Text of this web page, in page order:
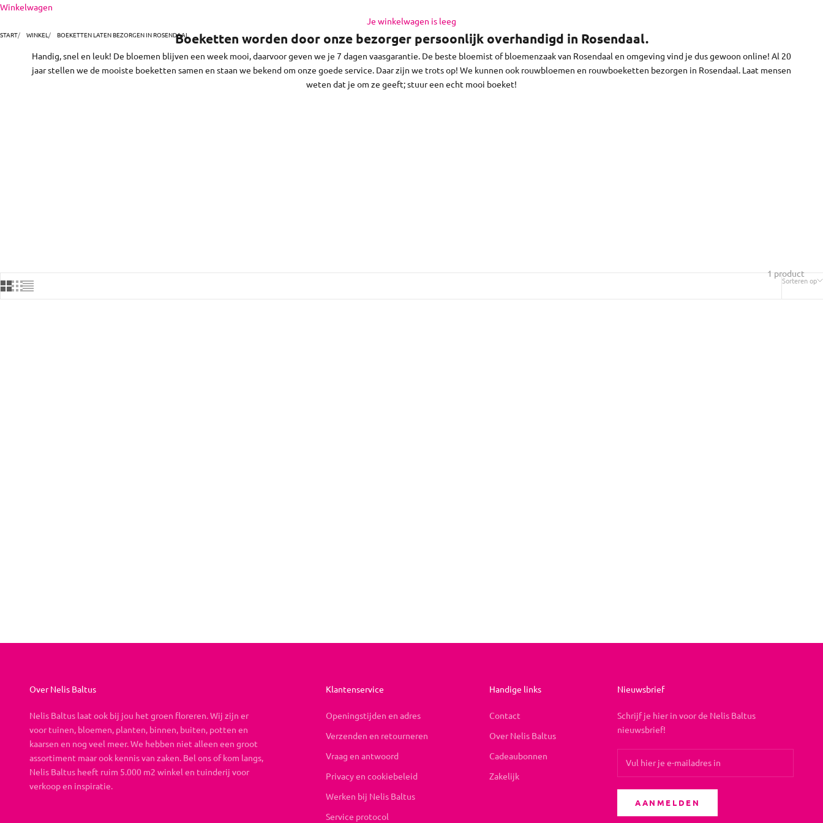
Naar inhoud
Winkelwagen
Je winkelwagen is leeg
START WINKEL BOEKETTEN LATEN BEZORGEN IN ROSENDAAL
het niet. En zo makkelijk! Kies en bestel je boeket online. Doe dat op werkdagen vóór 13:30 uur (op zaterdag voor 11:30 uur) en je bloemen worden vandaag bezorgd in Rosendaal. We brengen
je bloemen in Rosendaal en de regio daaromheen, op zon- en feestdagen bezorgen we niet.
Boeketten worden door onze bezorger persoonlijk overhandigd in Rosendaal.
Handig, snel en leuk! De bloemen blijven een week mooi, daarvoor geven we je 7 dagen vaasgarantie. De beste bloemist of bloemenzaak van Rosendaal en omgeving vind je dus gewoon online! Al 20
jaar stellen we de mooiste boeketten samen en staan we bekend om onze goede service. Daar zijn we trots op! We kunnen ook rouwbloemen en rouwboeketten bezorgen in Rosendaal. Laat mensen
weten dat je om ze geeft; stuur een echt mooi boeket!
Sorteren op
1 product
Over Nelis Baltus
Nelis Baltus laat ook bij jou het groen floreren. Wij zijn er
voor tuinen, bloemen, planten, binnen, buiten, potten en
kaarsen en nog veel meer. We hebben niet alleen een groot
assortiment maar ook kennis van zaken. Bel ons of kom langs,
Nelis Baltus heeft ruim 5.000 m2 winkel en tuinderij voor
verkoop en inspiratie.
Klantenservice
Openingstijden en adres
Verzenden en retourneren
Vraag en antwoord
Privacy en cookiebeleid
Werken bij Nelis Baltus
Service protocol
Handige links
Contact
Over Nelis Baltus
Cadeaubonnen
Zakelijk
Nieuwsbrief
Schrijf je hier in voor de Nelis Baltus
nieuwsbrief!
AANMELDEN